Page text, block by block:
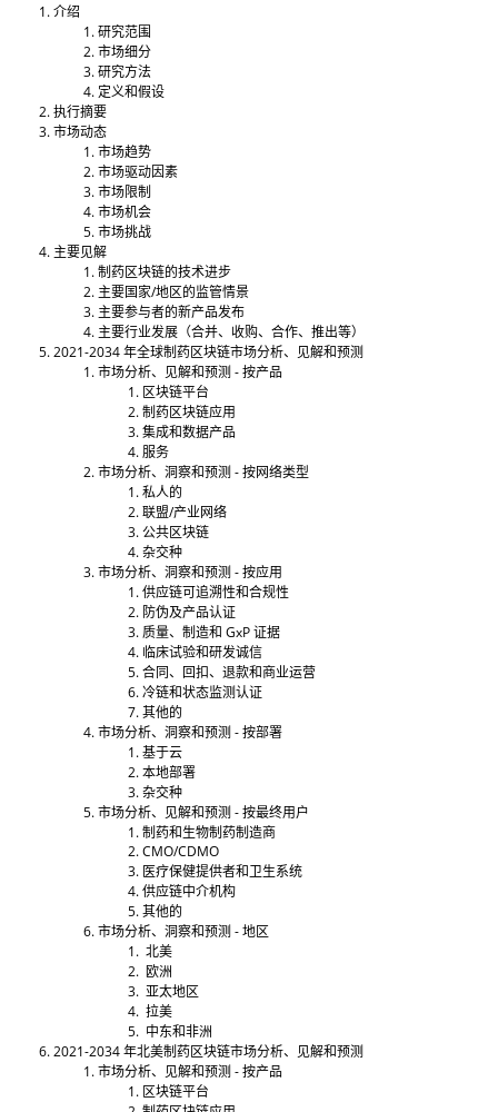
介绍
研究范围
市场细分
研究方法
定义和假设
执行摘要
市场动态
市场趋势
市场驱动因素
市场限制
市场机会
市场挑战
主要见解
制药区块链的技术进步
主要国家/地区的监管情景
主要参与者的新产品发布
主要行业发展（合并、收购、合作、推出等）
2021-2034 年全球制药区块链市场分析、见解和预测
市场分析、见解和预测 - 按产品
区块链平台
制药区块链应用
集成和数据产品
服务
市场分析、洞察和预测 - 按网络类型
私人的
联盟/产业网络
公共区块链
杂交种
市场分析、洞察和预测 - 按应用
供应链可追溯性和合规性
防伪及产品认证
质量、制造和 GxP 证据
临床试验和研发诚信
合同、回扣、退款和商业运营
冷链和状态监测认证
其他的
市场分析、洞察和预测 - 按部署
基于云
本地部署
杂交种
市场分析、见解和预测 - 按最终用户
制药和生物制药制造商
CMO/CDMO
医疗保健提供者和卫生系统
供应链中介机构
其他的
市场分析、洞察和预测 - 地区
北美
欧洲
亚太地区
拉美
中东和非洲
2021-2034 年北美制药区块链市场分析、见解和预测
市场分析、见解和预测 - 按产品
区块链平台